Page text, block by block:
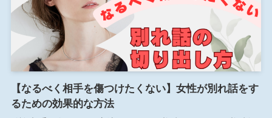
【なるべく相手を傷つけたくない】女性が別れ話をす
るための効果的な方法